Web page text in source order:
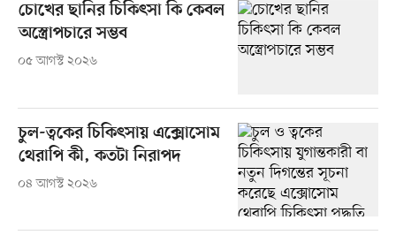
চোখের ছানির চিকিৎসা কি কেবল
অস্ত্রোপচারে সম্ভব
০৫ আগস্ট ২০২৬
চুল-ত্বকের চিকিৎসায় এক্সোসোম
থেরাপি কী, কতটা নিরাপদ
০৪ আগস্ট ২০২৬